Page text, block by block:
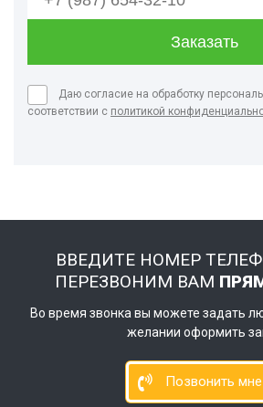
Даю согласие на обработку
соответствии с политикой
ВВЕДИТЕ НОМЕР
ПЕРЕЗВОНИМ ВАМ
Во время звонка вы можете задать
желании оформить
Позвонить мне